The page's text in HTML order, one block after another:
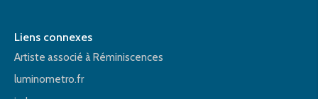
Liens connexes
Artiste associé à Réminiscences
luminometro.fr